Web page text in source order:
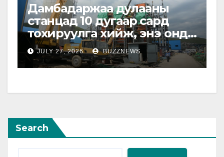
Дамбадаржаа дулааны
станцад 10 дугаар сард
тохируулга хийж, энэ онд
ашиглалтад оруулна
JULY 27, 2026 BUZZNEWS
Search